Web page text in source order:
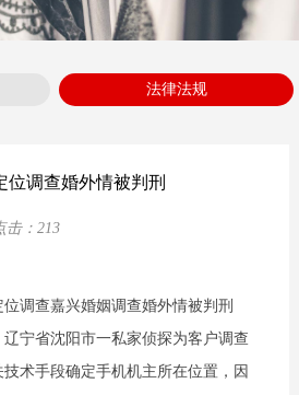
法律法规
调查婚外情被判刑
： 213
调查嘉兴婚姻调查婚外情被判刑
省沈阳市一私家侦探为客户调查
术手段确定手机机主所在位置，因